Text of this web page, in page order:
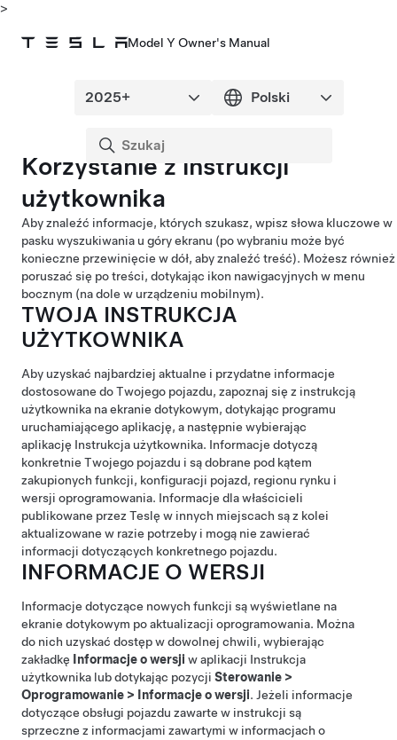
>
Model Y Owner's Manual
Korzystanie z instrukcji
użytkownika
Aby znaleźć informacje, których szukasz, wpisz słowa kluczowe w
pasku wyszukiwania u góry ekranu (po wybraniu może być
konieczne przewinięcie w dół, aby znaleźć treść). Możesz również
poruszać się po treści, dotykając ikon nawigacyjnych w menu
bocznym (na dole w urządzeniu mobilnym).
TWOJA INSTRUKCJA
UŻYTKOWNIKA
Aby uzyskać najbardziej aktualne i przydatne informacje
dostosowane do Twojego pojazdu, zapoznaj się z instrukcją
użytkownika na ekranie dotykowym, dotykając programu
uruchamiającego aplikację, a następnie wybierając
aplikację Instrukcja użytkownika. Informacje dotyczą
konkretnie Twojego pojazdu i są dobrane pod kątem
zakupionych funkcji, konfiguracji pojazd, regionu rynku i
wersji oprogramowania. Informacje dla właścicieli
publikowane przez Teslę w innych miejscach są z kolei
aktualizowane w razie potrzeby i mogą nie zawierać
informacji dotyczących konkretnego pojazdu.
INFORMACJE O WERSJI
Informacje dotyczące nowych funkcji są wyświetlane na
ekranie dotykowym po aktualizacji oprogramowania. Można
do nich uzyskać dostęp w dowolnej chwili, wybierając
zakładkę
Informacje o wersji w aplikacji Instrukcja
użytkownika lub dotykając pozycji Sterowanie >
Oprogramowanie > Informacje o wersji. Jeżeli informacje
dotyczące obsługi pojazdu zawarte w instrukcji są
sprzeczne z informacjami zawartymi w informacjach o